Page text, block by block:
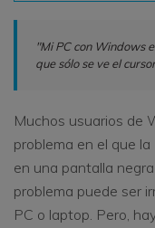
Otros Productos
Repairit - Reparar
"Mi PC con Windows
que sólo se ve el
Muchos usuarios de
problema en el que
en una pantalla
problema puede ser
PC o laptop. Pero,